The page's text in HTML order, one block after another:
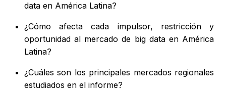
data en América Latina?
¿Cómo afecta cada impulsor, restricción y
oportunidad al mercado de big data en América
Latina?
¿Cuáles son los principales mercados regionales
estudiados en el informe?